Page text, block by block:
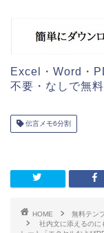
Excel・Word・
不要・なしで無
伝言メモ6分割
HOME
無料テン
社内文に添えるのに